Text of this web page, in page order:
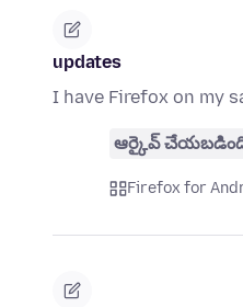
updates
I have Firefox on my
ఆర్కైవ్
Firefox for